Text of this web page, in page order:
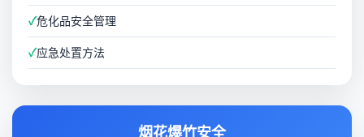
✓危化品安全管理
✓应急处置方法
烟花爆竹安全